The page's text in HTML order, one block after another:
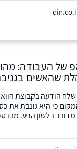
של העבודה: מהו
שהאשים
שלח הודעה בקבוצת
כי היא גונבת את
בלשון הרע. מהו